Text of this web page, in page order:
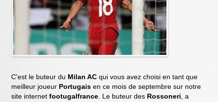
C'est le buteur du Milan AC qui vous avez choisi en tant que
meilleur joueur Portugais en ce mois de septembre sur notre
site internetfootugalfrance. Le buteur des Rossoneri, a